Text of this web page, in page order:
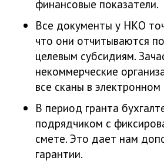
финансовые показатели.
Все документы у НКО
что они отчитываются
целевым субсидиям.
некоммерческие
все сканы в
В период гранта
подрядчиком с
смете. Это дает нам
гарантии.